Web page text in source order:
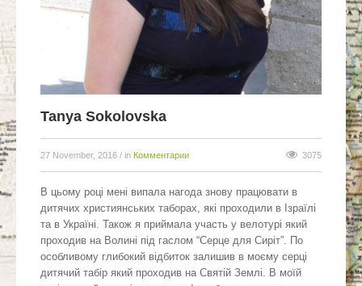
Tanya Sokolovska
27 November, 2016 / in Комментарии 3075
В цьому році мені випала нагода знову працювати в
дитячих християнських таборах, які проходили в Ізраїлі
та в Україні. Також я приймала участь у велотурі який
проходив на Волині під гаслом “Серце для Сиріт”. По
особливому глибокий відбиток залишив в моєму серці
дитячий табір який проходив на Святій Землі. В моїй